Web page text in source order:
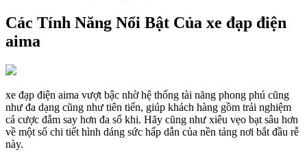
Các Tính Năng Nổi Bật Của xe đạp điện
aima
xe đạp điện aima vượt bậc nhờ hệ thống tài năng phong phú cũng
như đa dạng cũng như tiên tiến, giúp khách hàng gồm trải nghiệm
cá cược đắm say hơn đa số khi. Hãy cũng như xiêu vẹo bạt sâu hơn
về một số chi tiết hình dáng sức hấp dẫn của nền tảng nơi bắt đầu rễ
này.